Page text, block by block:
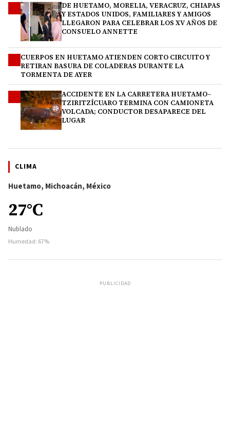
DE HUETAMO, MORELIA, VERACRUZ, CHIAPAS
Y ESTADOS UNIDOS, FAMILIARES Y AMIGOS
LLEGARON PARA CELEBRAR LOS XV AÑOS DE
CONSUELO ANNETTE
CUERPOS EN HUETAMO ATIENDEN CORTO CIRCUITO Y
RETIRAN BASURA DE COLADERAS DURANTE LA
TORMENTA DE AYER
ACCIDENTE EN LA CARRETERA HUETAMO–
TZIRITZÍCUARO TERMINA CON CAMIONETA
VOLCADA; CONDUCTOR DESAPARECE DEL
LUGAR
CLIMA
Huetamo, Michoacán, México
27°C
Nublado
Humedad: 67%
PUBLICIDAD